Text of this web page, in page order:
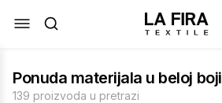
Ponuda materijala u beloj boji
139 proizvoda u pretrazi